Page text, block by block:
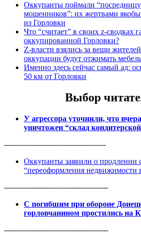
Оккупанты поймали
мошенников”: их жертвами
из Горловки
Что “считает” в своих z-сводках
оккупированной Горловки?
Z-власти взялись за вещи
оккупации будут отжимать
Именно здесь сейчас самый ад:
50 км от Горловки
Выбор
У агрессора уточнили, что
уничтожен “склад
-----------------------------------------
Оккупанты заявили о продлении
“переоформления недвижимости
------------------------------------------
С погибшим при обороне
горловчанином простились на
------------------------------------------